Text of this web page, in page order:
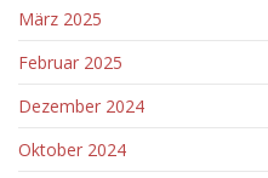
März 2025
Februar 2025
Dezember 2024
Oktober 2024